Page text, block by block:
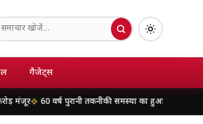
गैजेट्स
पुरानी तकनीकी समस्या का हुआ समाधान: इंदौर के 132